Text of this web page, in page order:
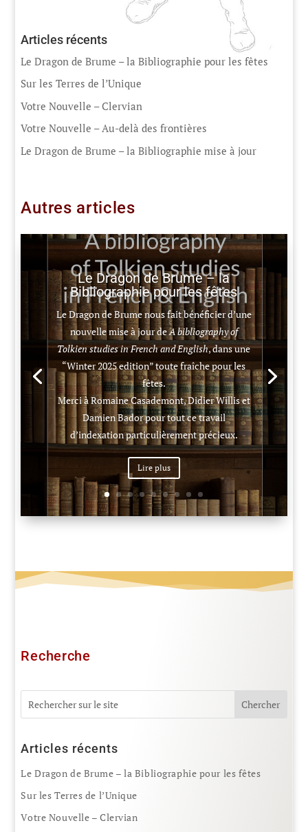
Articles récents
Le Dragon de Brume – la Bibliographie pour les fêtes
Sur les Terres de l’Unique
Votre Nouvelle – Clervian
Votre Nouvelle – Au-delà des frontières
Le Dragon de Brume – la Bibliographie mise à jour
Autres articles
Le Dragon de Brume – la
Bibliographie pour les fêtes
Le Dragon de Brume nous fait bénéficier d’une
nouvelle mise à jour deA bibliography of
Tolkien studies in French and English, dans une
“Winter 2025 edition” toute fraîche pour les
fêtes.
Merci à Romaine Casademont, Didier Willis et
Damien Bador pour tout ce travail
d’indexation particulièrement précieux.
Lire plus
Recherche
Articles récents
Le Dragon de Brume – la Bibliographie pour les fêtes
Sur les Terres de l’Unique
Votre Nouvelle – Clervian